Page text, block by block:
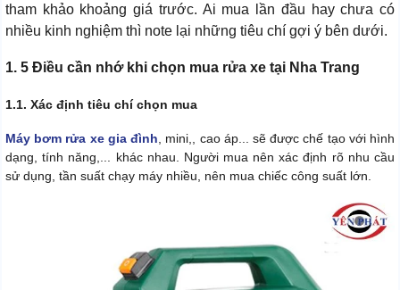
tham khảo khoảng giá trước. Ai mua lần đầu hay chưa có
nhiều kinh nghiệm thì note lại những tiêu chí gợi ý bên dưới.
1. 5 Điều cần nhớ khi chọn mua rửa xe tại Nha Trang
1.1. Xác định tiêu chí chọn mua
Máy bơm rửa xe gia đình , mini,, cao áp... sẽ được chế tạo với hình
dạng, tính năng,... khác nhau. Người mua nên xác định rõ nhu cầu
sử dụng, tần suất chạy máy nhiều, nên mua chiếc công suất lớn.